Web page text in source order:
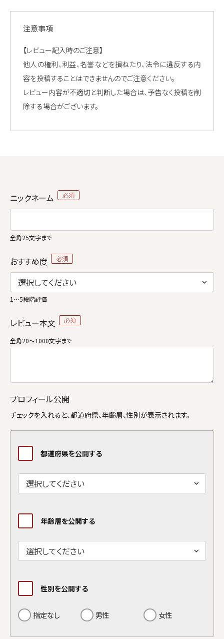
注意事項
【レビュー記入時のご注意】
他人の権利、利益、名誉などを損ねたり、法令に違反する内
容を投稿することはできませんのでご注意ください。
レビュー内容が不適切と判断した場合は、予告なく投稿を削
除する場合がございます。
ニックネーム
全角25文字まで
おすすめ度
1～5段階評価
レビュー本文
全角20～1000文字まで
プロフィール公開
チェックを入れると、都道府県、年齢層、性別が表示されます。
都道府県を公開する
年齢層を公開する
性別を公開する
指定なし 男性 女性